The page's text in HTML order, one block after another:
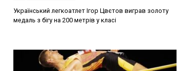
Український легкоатлет Ігор Цвєтов виграв золоту
медаль з бігу на 200 метрів у класі